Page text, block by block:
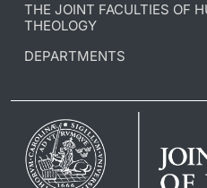
THE JOINT FACULTIES OF
THEOLOGY
DEPARTMENTS